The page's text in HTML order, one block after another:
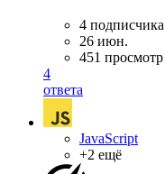
4 подписчика
26 июн.
451 просмотр
4
ответа
JavaScript
+2 ещё